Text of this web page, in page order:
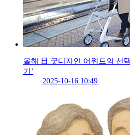
올해 日 굿디자인 어워드의 선
기’
2025-10-16 10:49